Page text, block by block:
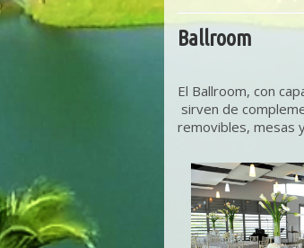
Ballroom
El Ballroom, con
sirven de
removibles, mesas